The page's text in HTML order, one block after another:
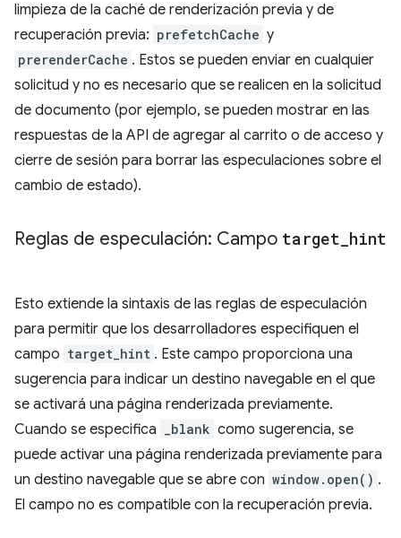
limpieza de la caché de renderización previa y de
recuperación previa: prefetchCache y
prerenderCache . Estos se pueden enviar en cualquier
solicitud y no es necesario que se realicen en la solicitud
de documento (por ejemplo, se pueden mostrar en las
respuestas de la API de agregar al carrito o de acceso y
cierre de sesión para borrar las especulaciones sobre el
cambio de estado).
Reglas de especulación: Campo target hint
Esto extiende la sintaxis de las reglas de especulación
para permitir que los desarrolladores especifiquen el
campo target_hint . Este campo proporciona una
sugerencia para indicar un destino navegable en el que
se activará una página renderizada previamente.
Cuando se especifica
_blank como sugerencia, se
puede activar una página renderizada previamente para
un destino navegable que se abre con window.open() .
El campo no es compatible con la recuperación previa.